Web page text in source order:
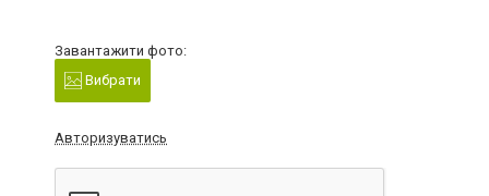
Завантажити фото:
Вибрати
Авторизуватись